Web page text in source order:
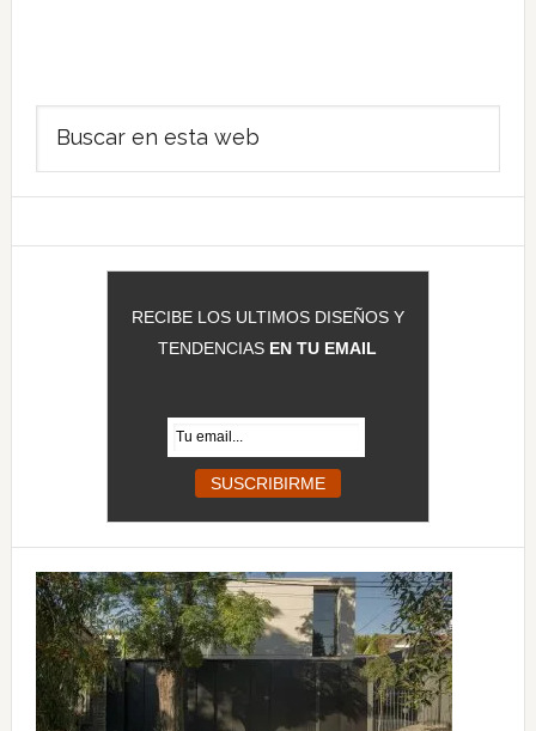
Barra
lateral
principal
RECIBE LOS ULTIMOS DISEÑOS Y
TENDENCIAS EN TU EMAIL